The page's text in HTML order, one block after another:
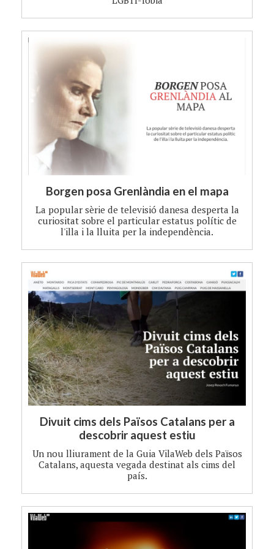
Borgen posa Grenlàndia en el mapa
La popular sèrie de televisió danesa desperta la
curiositat sobre el particular estatus polític de
l'illa i la lluita per la independència.
Divuit cims dels Països Catalans per a
descobrir aquest estiu
Un nou lliurament de la Guia VilaWeb dels Països
Catalans, aquesta vegada destinat als cims del
país.